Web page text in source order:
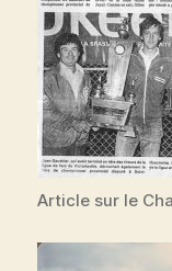
Article sur le